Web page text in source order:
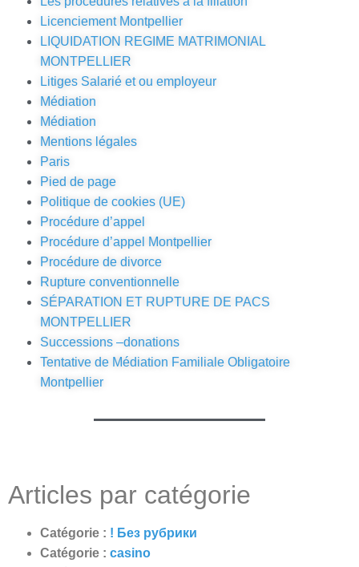
Licenciement Montpellier
LIQUIDATION REGIME MATRIMONIAL
MONTPELLIER
Litiges Salarié et ou employeur
Médiation
Médiation
Mentions légales
Paris
Pied de page
Politique de cookies (UE)
Procédure d’appel
Procédure d’appel Montpellier
Procédure de divorce
Rupture conventionnelle
SÉPARATION ET RUPTURE DE PACS
MONTPELLIER
Successions –donations
Tentative de Médiation Familiale Obligatoire
Montpellier
Articles par catégorie
Catégorie : ! Без рубрики
Catégorie : casino